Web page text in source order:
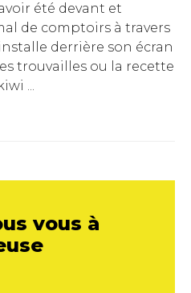
été devant et
de comptoirs à travers
derrière son écran
trouvailles ou la recette
...
vous à